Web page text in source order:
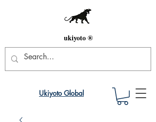
ukiyoto ®
Ukiyoto Global